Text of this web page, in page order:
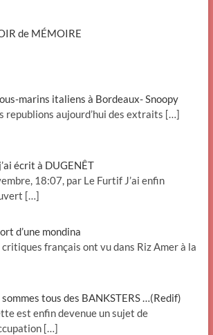
de MÉMOIRE
marins italiens à Bordeaux- Snoopy
republions aujourd’hui des extraits […]
écrit à DUGENÊT
18:07, par Le Furtif J’ai enfin
[…]
d’une mondina
critiques français ont vu dans Riz Amer à la
sommes tous des BANKSTERS …(Redif)
est enfin devenue un sujet de
[…]